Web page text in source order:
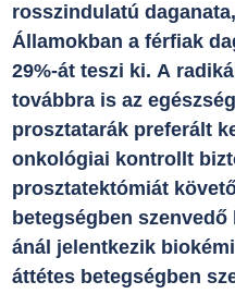
rosszindulatú
Államokban a férfiak
29%-át teszi ki. A
továbbra is az
prosztatarák preferált
onkológiai kontrollt
prosztatektómiát
betegségben
ánál jelentkezik
áttétes betegségben